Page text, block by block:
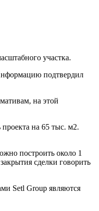
участка.
подтвердил
на этой
на 65 тыс. м2.
построить около 1
сделки говорить
Setl Group являются